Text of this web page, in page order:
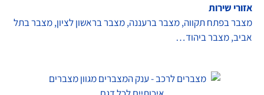
אזורי שירות
מצבר בפתח תקווה, מצבר ברעננה, מצבר בראשון לציון, מצבר בתל
אביב, מצבר ביהוד…